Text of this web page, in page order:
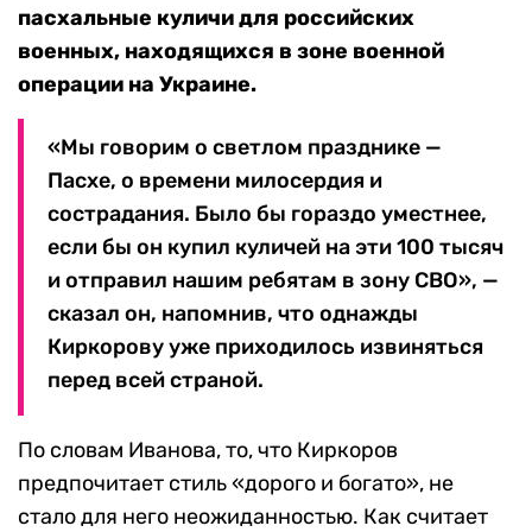
пасхальные куличи для российских
военных, находящихся в зоне военной
операции на Украине.
«Мы говорим о светлом празднике —
Пасхе, о времени милосердия и
сострадания. Было бы гораздо уместнее,
если бы он купил куличей на эти 100 тысяч
и отправил нашим ребятам в зону СВО», —
сказал он, напомнив, что однажды
Киркорову уже приходилось извиняться
перед всей страной.
По словам Иванова, то, что Киркоров
предпочитает стиль «дорого и богато», не
стало для него неожиданностью. Как считает